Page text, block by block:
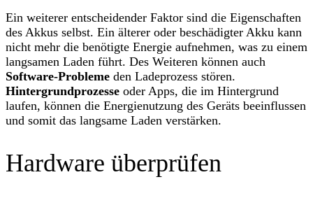
Ein weiterer entscheidender Faktor sind die Eigenschaften
des Akkus selbst. Ein älterer oder beschädigter Akku kann
nicht mehr die benötigte Energie aufnehmen, was zu einem
langsamen Laden führt. Des Weiteren können auch
Software-Probleme den Ladeprozess stören.
Hintergrundprozesse oder Apps, die im Hintergrund
laufen, können die Energienutzung des Geräts beeinflussen
und somit das langsame Laden verstärken.
Hardware überprüfen